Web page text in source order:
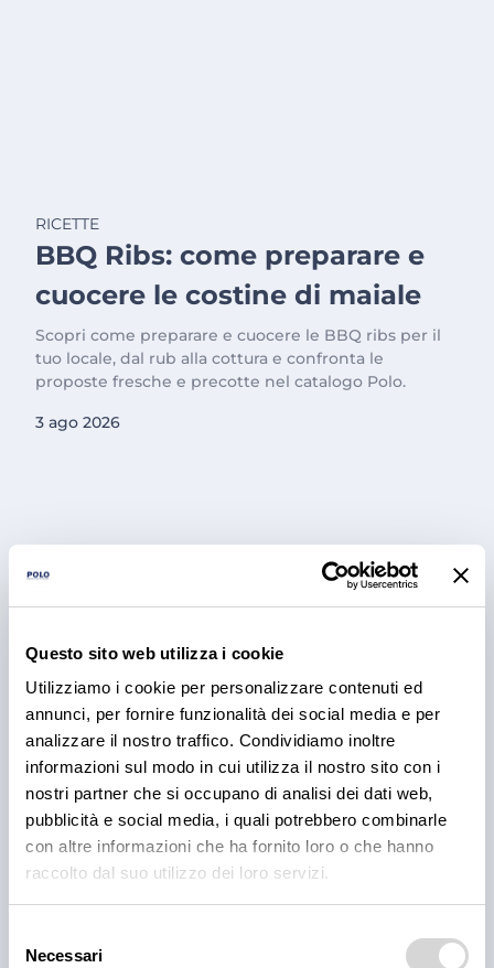
Questo sito web utilizza i cookie
Utilizziamo i cookie per personalizzare contenuti ed
annunci, per fornire funzionalità dei social media e per
analizzare il nostro traffico. Condividiamo inoltre
informazioni sul modo in cui utilizza il nostro sito con i
nostri partner che si occupano di analisi dei dati web,
pubblicità e social media, i quali potrebbero combinarle
con altre informazioni che ha fornito loro o che hanno
raccolto dal suo utilizzo dei loro servizi.
delNecessari
RICETTE
BBQ Ribs: come preparare e
cuocere le costine di maiale
Scopri come preparare e cuocere le BBQ ribs per il
tuo locale, dal rub alla cottura e confronta le
proposte fresche e precotte nel catalogo Polo.
3 ago 2026
PRODOTTI
Cantina Valle Isarco:
responsabilità e amore per il
territorio
Cantina Valle Isarco è sinonimo di eccellenza: i vini
bianchi di questa cantina sono tra i più ricercati
dell'Alto Adige grazie all'altissima qualità delle uve e